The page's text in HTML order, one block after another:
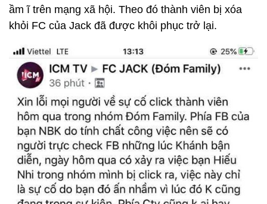
ầm ĩ trên mạng xã hội. Theo đó thành viên bị xóa
khỏi FC của Jack đã được khôi phục trở lại.